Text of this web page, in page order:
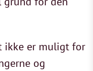
ikke er muligt for
og